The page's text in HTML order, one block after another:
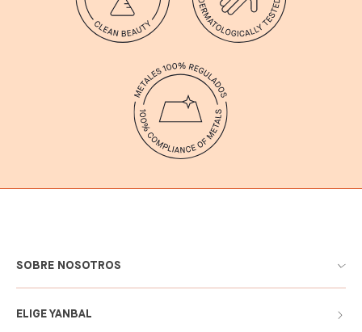
SOBRE NOSOTROS
ELIGE YANBAL